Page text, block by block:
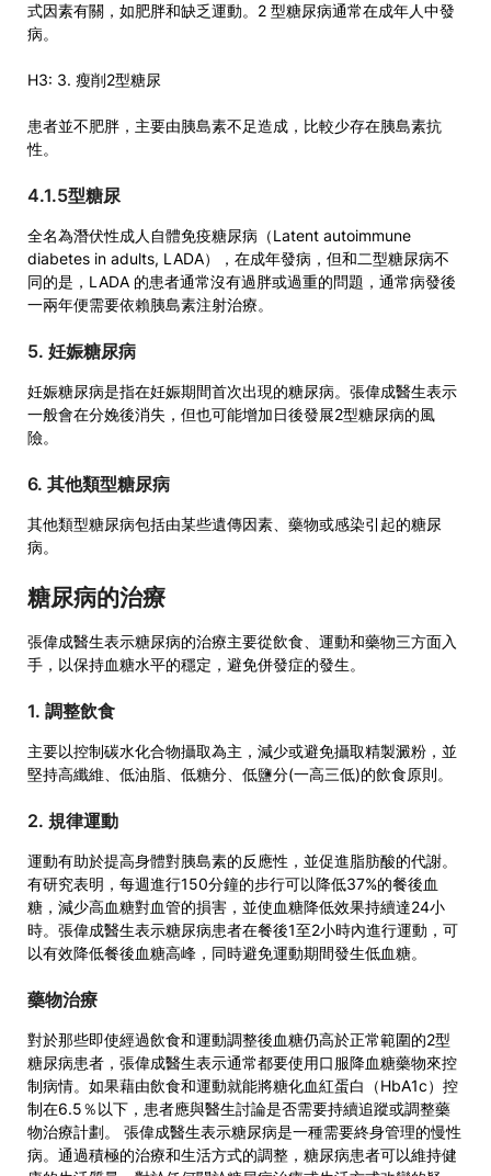
式因素有關，如肥胖和缺乏運動。2 型糖尿病通常在成年人中發
病。
H3: 3. 瘦削2型糖尿
患者並不肥胖，主要由胰島素不足造成，比較少存在胰島素抗
性。
4.1.5型糖尿
全名為潛伏性成人自體免疫糖尿病（Latent autoimmune
diabetes in adults, LADA），在成年發病，但和二型糖尿病不
同的是，LADA 的患者通常沒有過胖或過重的問題，通常病發後
一兩年便需要依賴胰島素注射治療。
5. 妊娠糖尿病
妊娠糖尿病是指在妊娠期間首次出現的糖尿病。張偉成醫生表示
一般會在分娩後消失，但也可能增加日後發展2型糖尿病的風
險。
6. 其他類型糖尿病
其他類型糖尿病包括由某些遺傳因素、藥物或感染引起的糖尿
病。
糖尿病的治療
張偉成醫生表示糖尿病的治療主要從飲食、運動和藥物三方面入
手，以保持血糖水平的穩定，避免併發症的發生。
1. 調整飲食
主要以控制碳水化合物攝取為主，減少或避免攝取精製澱粉，並
堅持高纖維、低油脂、低糖分、低鹽分(一高三低)的飲食原則。
2. 規律運動
運動有助於提高身體對胰島素的反應性，並促進脂肪酸的代謝。
有研究表明，每週進行150分鐘的步行可以降低37%的餐後血
糖，減少高血糖對血管的損害，並使血糖降低效果持續達24小
時。張偉成醫生表示糖尿病患者在餐後1至2小時內進行運動，可
以有效降低餐後血糖高峰，同時避免運動期間發生低血糖。
藥物治療
對於那些即使經過飲食和運動調整後血糖仍高於正常範圍的2型
糖尿病患者，張偉成醫生表示通常都要使用口服降血糖藥物來控
制病情。如果藉由飲食和運動就能將糖化血紅蛋白（HbA1c）控
制在6.5％以下，患者應與醫生討論是否需要持續追蹤或調整藥
物治療計劃。 張偉成醫生表示糖尿病是一種需要終身管理的慢性
病。通過積極的治療和生活方式的調整，糖尿病患者可以維持健